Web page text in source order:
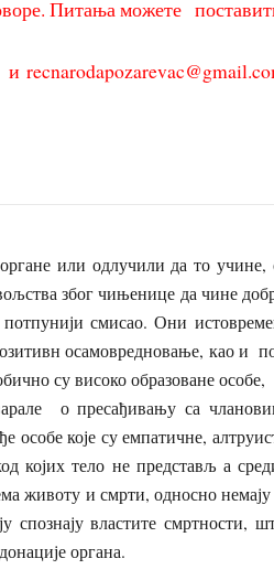
Питања можете
и
или одлучили да то учине,
због чињенице да чине
смисао. Они
осамовредновање, као и
су високо образоване
о пресађивању са
особе које су емпатичне,
којих тело не представљ а
животу и смрти, односно немају
спознају властите смртности,
органа.